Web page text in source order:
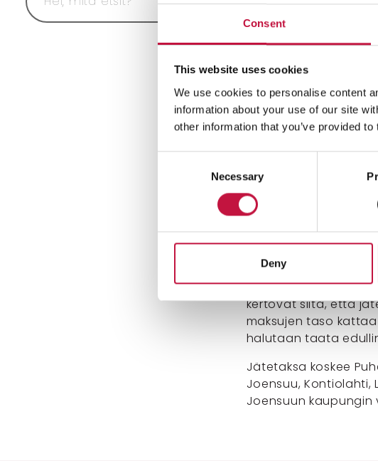
Consent
This website uses cookies
We use cookies to personalise content
information about your use of our site
other information that you’ve provided
Necessary
Deny
Joensuun alueellinen
30.11.2023
0,1–1,2 %, joten
vuoden tasoa.
tyhjennysmaksu on
tyhjennys maksaa
Jotkut
poltettavan jätteen
euroon.
pienenee 10,03
euroa, kun se ensi
Poltettavan jätteen
samana kuin tänä
kertovat siitä, että
maksujen taso
halutaan taata
Jätetaksa koskee
Joensuu, Kontiolahti,
Joensuun kaupungin